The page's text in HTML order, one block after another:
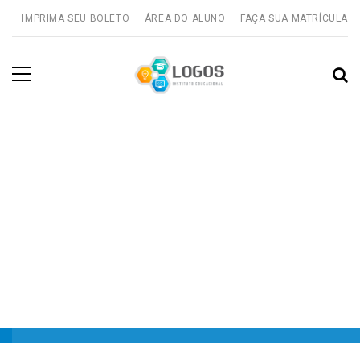
IMPRIMA SEU BOLETO ÁREA DO ALUNO FAÇA SUA MATRÍCULA